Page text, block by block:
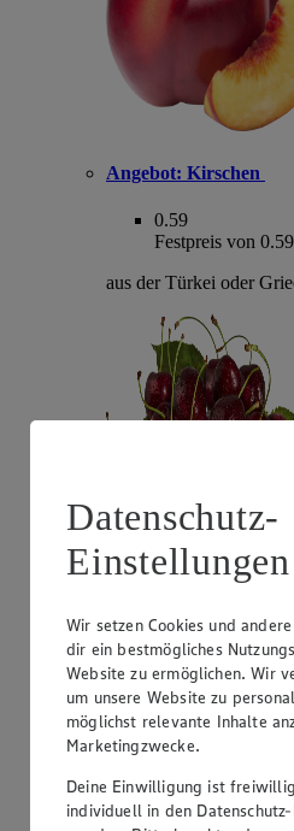
Angebot: Kirschen
0.59
Festpreis von
aus der Türkei oder
Angebot:Unsere
2.99
Festpreis von
aus Süddeutschland,
Datenschutz-
Einstellungen
Wir setzen Cookies und
dir ein bestmögliches
Website zu ermöglichen. Wir
um unsere Website zu
möglichst relevante Inhalte
Marketingzwecke.
Deine Einwilligung ist
individuell in den